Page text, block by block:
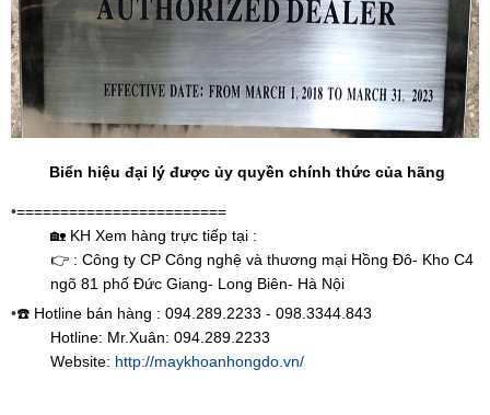
Biển hiệu đại lý được ủy quyền chính thức của hãng
•========================
🏡 KH Xem hàng trực tiếp tại :
👉 : Công ty CP Công nghệ và thương mại Hồng Đô- Kho C4
ngõ 81 phố Đức Giang- Long Biên- Hà Nội
•☎️ Hotline bán hàng : 094.289.2233 - 098.3344.843
Hotline: Mr.Xuân: 094.289.2233
Website: http://maykhoanhongdo.vn/